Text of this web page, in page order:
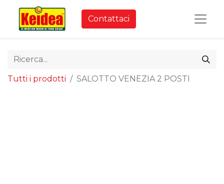
Contattaci
Tutti i prodotti SALOTTO VENEZIA 2 POSTI